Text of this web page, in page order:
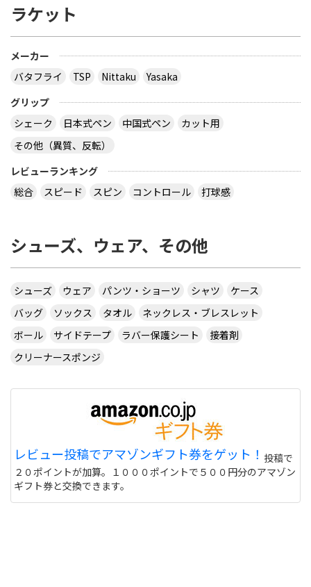
多分大会Ｔシャツでしょう。 どこでも売ってないの
では？ その会場でしか買えませんので、 最後の方
はサイズごとに売り切れになるので、 欲しい場合は
午前中に購入した方が良いでしょう。 県大会より上
で、出られなくても見に行くといいと思います。
virtual table tennisというアプリについてです。
サーブから回転(カーブなど)をかけるのってどうや
出来ますが、サーブからはできません 。 もしかし
カテ違いですが・・ 攻略サイトには スピンは相手
のコートに球があるときに自分のラケット付近をダ
ブルタップ！する と書いてありますのでやっぱり
ダブルタップではないでしょうか・・・
サイトを見る
CUSTOM TABLE TENNIS というサイトでラバーを
http://www.customtabletennis.co.uk/ですが この
サイトは日本からでも購入できますか？ また個人
情報は英語で入力する必要があるのでしょうか？
偽物うってるとこもあるので 海外のサイトって注意
しないと危ない 個人輸入とかしてオクで偽物うって
る人もいるけど
サイトを見る
ラケット
メーカー
バタフライ
TSP Nittaku
Yasaka
グリップ
シェーク
日本式ペン 中国式ペン
カット用
その他（異質、反転）
レビューランキング
総合
スピード スピン コントロール 打球感
シューズ、ウェア、その他
シューズ ウェア パンツ・ショーツ シャツ
ケース
バッグ
ソックス タオル
ネックレス・ブレスレット
ボール
サイドテープ ラバー保護シート
接着剤
クリーナースポンジ
レビュー投稿でアマゾンギフト券をゲット！ 投稿で
２０ポイントが加算。１０００ポイントで５００円分のアマゾン
ギフト券と交換できます。